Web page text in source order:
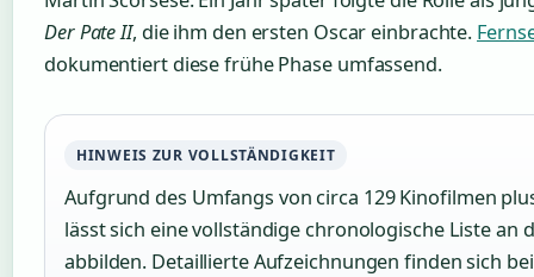
Der Pate II, die ihm den ersten Oscar einbrachte.
dokumentiert diese frühe Phase umfassend.
HINWEIS ZUR VOLLSTÄNDIGKEIT
Aufgrund des Umfangs von circa 129 Kinofilmen
lässt sich eine vollständige chronologische Liste an
abbilden. Detaillierte Aufzeichnungen finden sich